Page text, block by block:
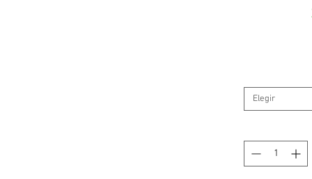
Elegir